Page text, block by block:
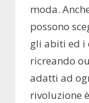
moda.
possono
gli abiti ed i
ricreando
adatti ad
rivoluzione